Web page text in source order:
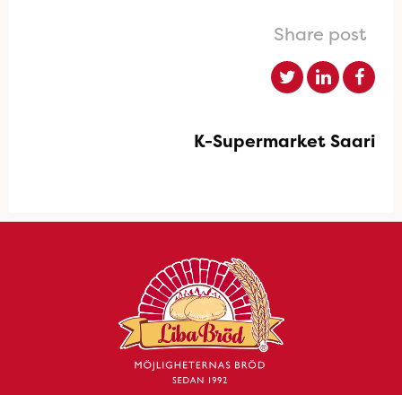
Share post
K-Supermarket Saari